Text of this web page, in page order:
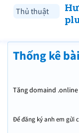
Thủ thuật
Thống kê
Tăng domaind
Để đăng ký anh em gửi